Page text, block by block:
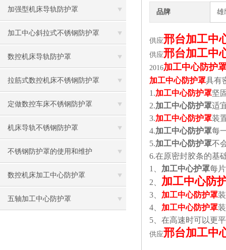
加强型机床导轨防护罩
加工中心斜拉式不锈钢防护罩
数控机床导轨防护罩
拉筋式数控机床不锈钢防护罩
定做数控车床不锈钢防护罩
机床导轨不锈钢防护罩
不锈钢防护罩的使用和维护
数控机床加工中心防护罩
五轴加工中心防护罩
品牌 雄
供应邢台加工中
供应邢台加工中
2016加工中心防护
加工中心防护罩具有
1.加工中心防护罩坚
2.加工中心防护罩适
3.加工中心防护罩装
4.加工中心防护罩每
5.加工中心防护罩不
6.在原密封胶条的基
1
加工中心护罩每
2
加工中心防
3 加工中心防护罩
4
加工中心防护罩
5 、在高速时可以更
供应邢台加工中